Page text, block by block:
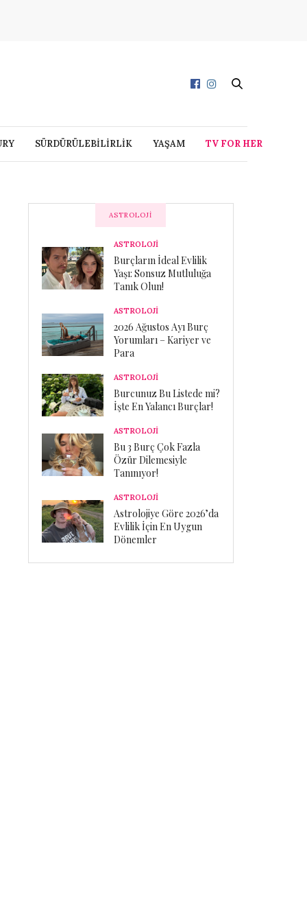
SÜRDÜRÜLEBİLİRLİK YAŞAM TV FOR HER
ASTROLOJI
ASTROLOJİ
Burçların İdeal Evlilik
Yaşı: Sonsuz Mutluluğa
Tanık Olun!
ASTROLOJİ
2026 Ağustos Ayı Burç
Yorumları – Kariyer ve
Para
ASTROLOJİ
Burcunuz Bu Listede mi?
İşte En Yalancı Burçlar!
ASTROLOJİ
Bu 3 Burç Çok Fazla
Özür Dilemesiyle
Tanınıyor!
ASTROLOJİ
Astrolojiye Göre 2026’da
Evlilik İçin En Uygun
Dönemler